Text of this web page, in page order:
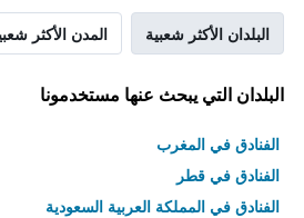
البلدان الأكثر شعبية المدن الأكثر
البلدان التي يبحث عنها مستخدمونا
الفنادق في المغرب
الفنادق في قطر
الفنادق في المملكة العربية السعودية